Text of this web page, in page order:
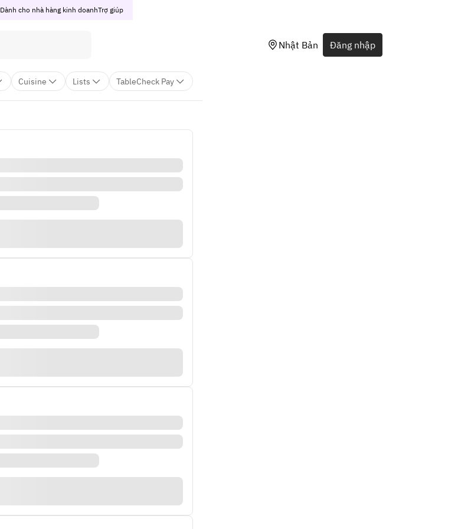
Dành cho nhà hàng kinh doanhTrợ giúp
Nhật Bản Đăng nhập
Cuisine Lists TableCheck Pay